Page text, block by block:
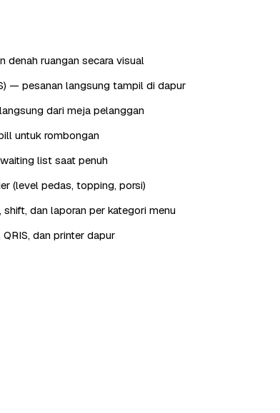
denah ruangan secara visual
— pesanan langsung tampil di dapur
dari meja pelanggan
untuk rombongan
list saat penuh
(level pedas, topping, porsi)
shift, dan laporan per kategori menu
dan printer dapur